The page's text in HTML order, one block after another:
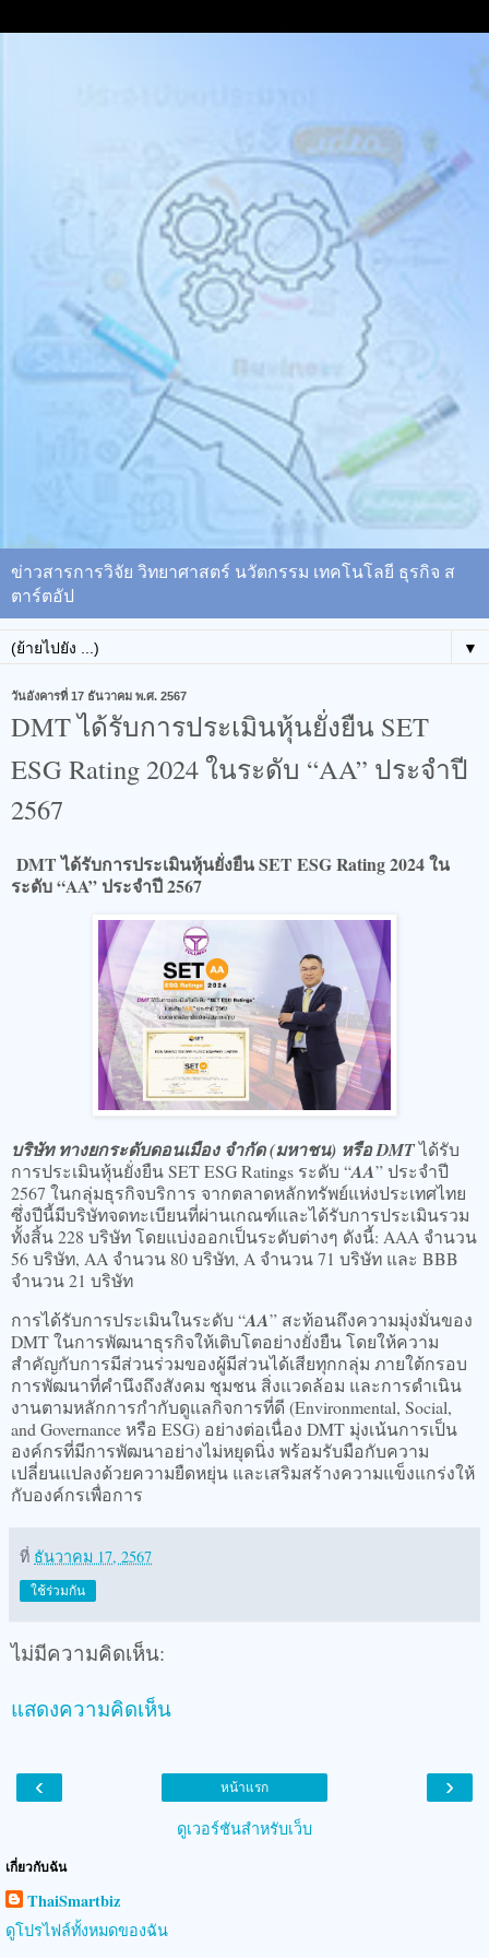
ข่าวสารการวิจัย วิทยาศาสตร์ นวัตกรรม เทคโนโลยี ธุรกิจ ส
ตาร์ตอัป
▼
วันอังคารที่ 17 ธันวาคม พ.ศ. 2567
DMT ได้รับการประเมินหุ้นยั่งยืน SET
ESG Rating 2024 ในระดับ “AA” ประจำปี
2567
DMT ได้รับการประเมินหุ้นยั่งยืน SET ESG Rating 2024 ใน
ระดับ “AA” ประจำปี 2567
บริษัท ทางยกระดับดอนเมือง จำกัด (มหาชน) หรือ DMTได้รับ
การประเมินหุ้นยั่งยืน SET ESG Ratings ระดับ “AA” ประจำปี
2567 ในกลุ่มธุรกิจบริการ จากตลาดหลักทรัพย์แห่งประเทศไทย
ซึ่งปีนี้มีบริษัทจดทะเบียนที่ผ่านเกณฑ์และได้รับการประเมินรวม
ทั้งสิ้น 228 บริษัท โดยแบ่งออกเป็นระดับต่างๆ ดังนี้: AAA จำนวน
56 บริษัท, AA จำนวน 80 บริษัท, A จำนวน 71 บริษัท และ BBB
จำนวน 21 บริษัท
การได้รับการประเมินในระดับ “AA” สะท้อนถึงความมุ่งมั่นของ
DMT ในการพัฒนาธุรกิจให้เติบโตอย่างยั่งยืน โดยให้ความ
สำคัญกับการมีส่วนร่วมของผู้มีส่วนได้เสียทุกกลุ่ม ภายใต้กรอบ
การพัฒนาที่คำนึงถึงสังคม ชุมชน สิ่งแวดล้อม และการดำเนิน
งานตามหลักการกำกับดูแลกิจการที่ดี (Environmental, Social,
and Governance หรือ ESG) อย่างต่อเนื่อง DMT มุ่งเน้นการเป็น
องค์กรที่มีการพัฒนาอย่างไม่หยุดนิ่ง พร้อมรับมือกับความ
เปลี่ยนแปลงด้วยความยืดหยุ่น และเสริมสร้างความแข็งแกร่งให้
กับองค์กรเพื่อการ
ที่ ธันวาคม 17, 2567
ใช้ร่วมกัน
ไม่มีความคิดเห็น:
แสดงความคิดเห็น
‹ ›
หน้าแรก
ดูเวอร์ชันสำหรับเว็บ
เกี่ยวกับฉัน
ThaiSmartbiz
ดูโปรไฟล์ทั้งหมดของฉัน